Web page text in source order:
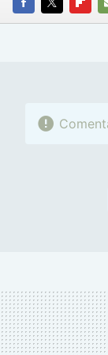
FACEBOOK
TWITTER